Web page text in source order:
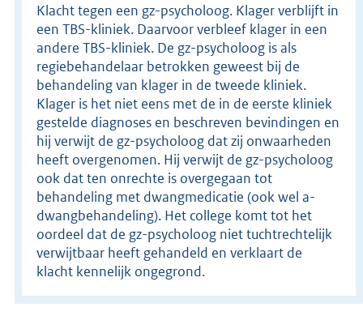
Klacht tegen een gz-psycholoog. Klager verblijft in
een TBS-kliniek. Daarvoor verbleef klager in een
andere TBS-kliniek. De gz-psycholoog is als
regiebehandelaar betrokken geweest bij de
behandeling van klager in de tweede kliniek.
Klager is het niet eens met de in de eerste kliniek
gestelde diagnoses en beschreven bevindingen en
hij verwijt de gz-psycholoog dat zij onwaarheden
heeft overgenomen. Hij verwijt de gz-psycholoog
ook dat ten onrechte is overgegaan tot
behandeling met dwangmedicatie (ook wel a-
dwangbehandeling). Het college komt tot het
oordeel dat de gz-psycholoog niet tuchtrechtelijk
verwijtbaar heeft gehandeld en verklaart de
klacht kennelijk ongegrond.